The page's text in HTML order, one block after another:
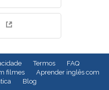
Termos
FAQ
filmes
Aprender inglês com
Blog